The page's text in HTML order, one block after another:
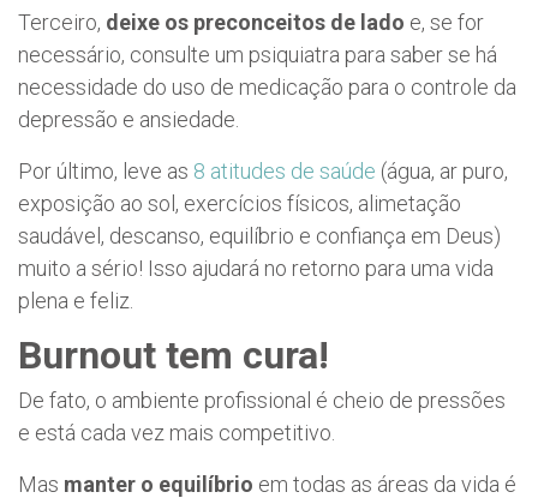
Terceiro, deixe os preconceitos de lado e, se for
necessário, consulte um psiquiatra para saber se há
necessidade do uso de medicação para o controle da
depressão e ansiedade.
Por último, leve as 8 atitudes de saúde (água, ar puro,
exposição ao sol, exercícios físicos, alimetação
saudável, descanso, equilíbrio e confiança em Deus)
muito a sério! Isso ajudará no retorno para uma vida
plena e feliz.
Burnout tem cura!
De fato, o ambiente profissional é cheio de pressões
e está cada vez mais competitivo.
Mas manter o equilíbrio em todas as áreas da vida é